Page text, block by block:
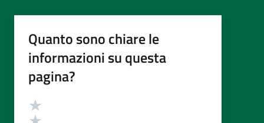
Quanto sono chiare le
informazioni su questa
pagina?
Valutazione